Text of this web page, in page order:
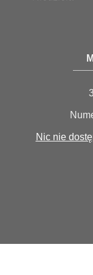
Nic nie